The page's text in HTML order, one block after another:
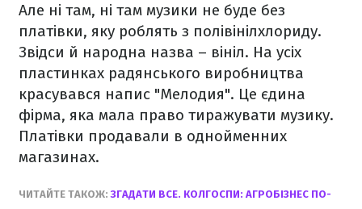
Але ні там, ні там музики не буде без
платівки, яку роблять з полівінілхлориду.
Звідси й народна назва – вініл. На усіх
пластинках радянського виробництва
красувався напис "Мелодия". Це єдина
фірма, яка мала право тиражувати музику.
Платівки продавали в однойменних
магазинах.
ЧИТАЙТЕ ТАКОЖ:ЗГАДАТИ ВСЕ. КОЛГОСПИ: АГРОБІЗНЕС ПО-